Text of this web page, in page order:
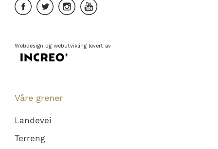
Webdesign og webutvikling levert av
Våre grener
Landevei
Terreng